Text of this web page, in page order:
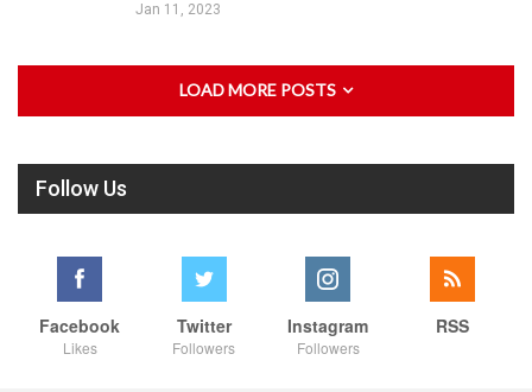
Jan 11, 2023
LOAD MORE POSTS
Follow Us
Facebook
Likes
Twitter
Followers
Instagram
Followers
RSS